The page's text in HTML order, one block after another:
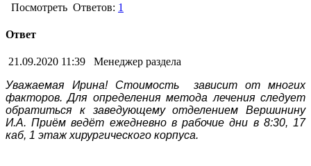
Посмотреть Ответов: 1
Ответ
21.09.2020 11:39
Менеджер раздела
Уважаемая Ирина! Стоимость зависит от многих
факторов. Для определения метода лечения следует
обратиться к заведующему отделением Вершинину
И.А. Приём ведёт ежедневно в рабочие дни в 8:30, 17
каб, 1 этаж хирургического корпуса.